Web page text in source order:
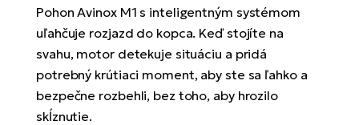
Pohon Avinox M1 s inteligentným systémom
uľahčuje rozjazd do kopca. Keď stojíte na
svahu, motor detekuje situáciu a pridá
potrebný krútiaci moment, aby ste sa ľahko a
bezpečne rozbehli, bez toho, aby hrozilo
skĺznutie.